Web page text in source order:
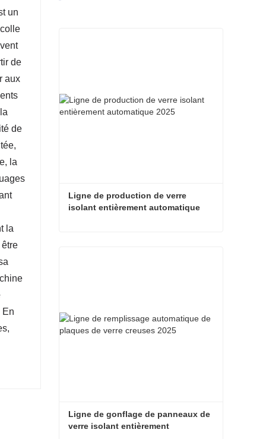
un
de
aux
de
la
la
En
Ligne de production de verre
isolant entièrement automatique
Ligne de gonflage de panneaux de
verre isolant entièrement